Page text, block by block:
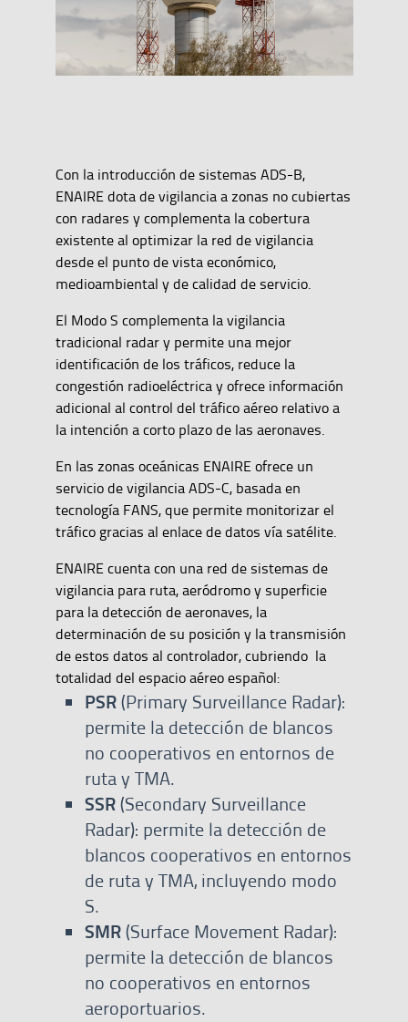
Con la introducción de sistemas ADS-B,
ENAIRE dota de vigilancia a zonas no cubiertas
con radares y complementa la cobertura
existente al optimizar la red de vigilancia
desde el punto de vista económico,
medioambiental y de calidad de servicio.
El Modo S complementa la vigilancia
tradicional radar y permite una mejor
identificación de los tráficos, reduce la
congestión radioeléctrica y ofrece información
adicional al control del tráfico aéreo relativo a
la intención a corto plazo de las aeronaves.
En las zonas oceánicas ENAIRE ofrece un
servicio de vigilancia ADS-C, basada en
tecnología FANS, que permite monitorizar el
tráfico gracias al enlace de datos vía satélite.
ENAIRE cuenta con una red de sistemas de
vigilancia para ruta, aeródromo y superficie
para la detección de aeronaves, la
determinación de su posición y la transmisión
de estos datos al controlador, cubriendo la
totalidad del espacio aéreo español:
PSR(Primary Surveillance Radar):
permite la detección de blancos
no cooperativos en entornos de
ruta y TMA.
SSR(Secondary Surveillance
Radar): permite la detección de
blancos cooperativos en entornos
de ruta y TMA, incluyendo modo
S.
SMR(Surface Movement Radar):
permite la detección de blancos
no cooperativos en entornos
aeroportuarios.